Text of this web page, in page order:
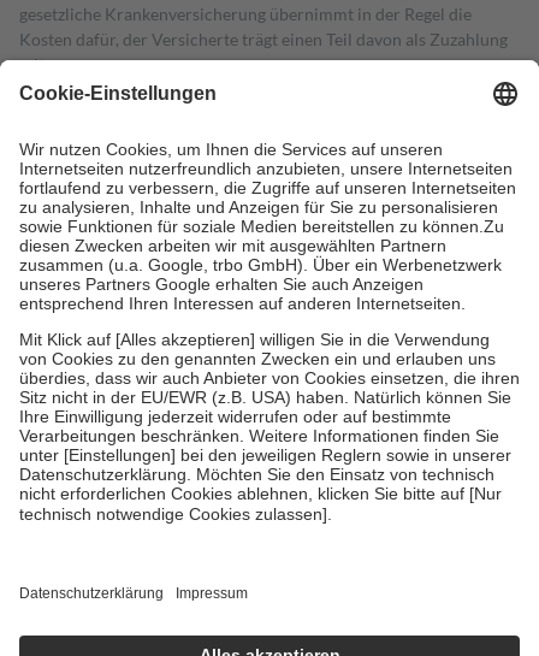
gesetzliche Krankenversicherung übernimmt in der Regel die
Kosten dafür, der Versicherte trägt einen Teil davon als Zuzahlung
mit.
Grundsätzlich leisten Mitglieder Zuzahlungen in Höhe von zehn
höchstens zehn Euro.
Es sind jedoch nie mehr als die tatsächlichen
Kosten der Leistung zu entrichten.
Diese Regeln gelten grundsätzlich auch für Online-Apotheken.
Bei Heilmitteln und häuslicher Krankenpflege beträgt die
Zuzahlung zehn Prozent der Kosten sowie zehn Euro je
Verordnung.
Um das Engagement der Versicherten für ihre eigene Gesundheit zu
stärken und die besondere Stellung der Familie zu unterstützen,
fallenkeine Zuzahlungenan bei:
• Kindern und Jugendlichen bis zum vollendeten 18. Lebensjahr
mit Ausnahme der Fahrkosten
• Untersuchungen zur Vorsorge und Früherkennung, die von der
GKV getragen werden
• empfohlenen Schutzimpfungen
• Harn- und Blutteststreifen
getroffen, um sicherzustellen, dass es sich um echte Bewertungen
https://help.etrusted.com/hc/de/articles/4419944605341